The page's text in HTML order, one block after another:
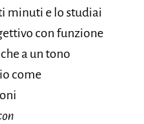
minuti e lo studiai
con funzione
a un tono
come